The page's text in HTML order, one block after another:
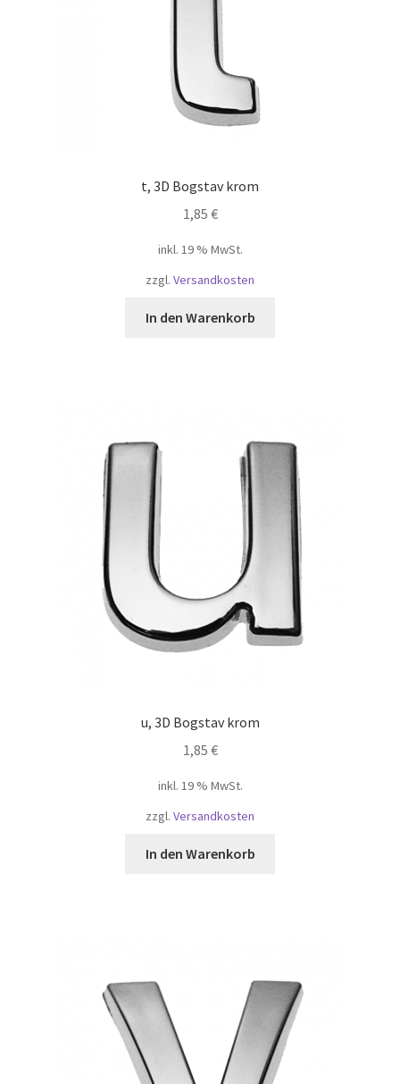
t, 3D Bogstav krom
1,85 €
inkl. 19 % MwSt.
zzgl. Versandkosten
In den Warenkorb
u, 3D Bogstav krom
1,85 €
inkl. 19 % MwSt.
zzgl. Versandkosten
In den Warenkorb